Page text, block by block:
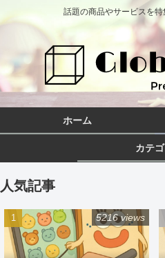
話題の商品やサービスを
ホーム
カテゴ
人気記事
5216 views